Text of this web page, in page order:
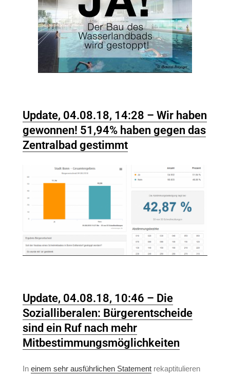
Update, 04.08.18, 14:28 – Wir haben
gewonnen! 51,94% haben gegen das
Zentralbad gestimmt
Update, 04.08.18, 10:46 – Die
Sozialliberalen: Bürgerentscheide
sind ein Ruf nach mehr
Mitbestimmungsmöglichkeiten
Ineinem sehr ausführlichen Statement rekaptitulieren